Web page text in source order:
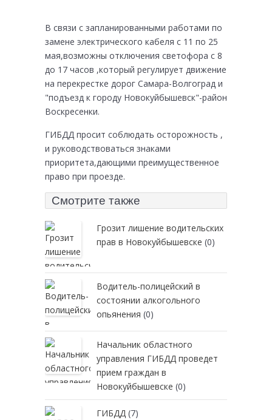
В связи с запланированными работами по
замене электрического кабеля с 11 по 25
мая,возможны отключения светофора с 8
до 17 часов ,который регулирует движение
на перекрестке дорог Самара-Волгоград и
"подъезд к городу Новокуйбышевск"-район
Воскресенки.
ГИБДД просит соблюдать осторожность ,
и руководствоваться знаками
приоритета,дающими преимущественное
право при проезде.
Смотрите также
Грозит лишение водительских
прав в Новокуйбышевске (0)
Водитель-полицейский в
состоянии алкогольного
опьянения (0)
Начальник областного
управления ГИБДД проведет
прием граждан в
Новокуйбышевске (0)
ГИБДД (7)